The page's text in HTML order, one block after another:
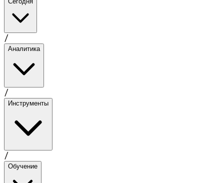
/
Аналитика
/
Инструменты
/
Обучение